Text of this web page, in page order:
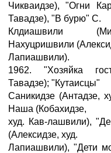
Чикваидзе), "Огни
Тавадзе), "В бурю" С.
Клдиашвили
Нахуцришвили
Лапиашвили).
1962. "Хозяйка
Тавадзе); "Кутаисцы"
Саникидзе (Антадзе,
Наша (Кобахидзе,
худ. Кав-лашвили),
(Алексидзе, худ.
Лапиашвили), "Дети